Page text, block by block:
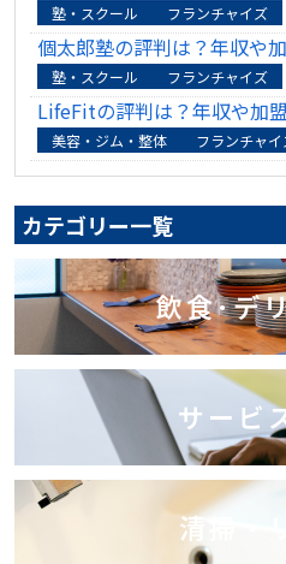
塾・スクール フランチャイズ
個太郎塾の評判は？年収や
塾・スクール フランチャイズ
LifeFitの評判は？年収や加
美容・ジム・整体 フランチャイ
カテゴリー一覧
飲食･デ
サービ
清掃・